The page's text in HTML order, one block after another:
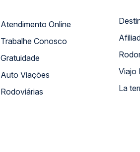
Atendimento Online
Trabalhe Conosco
Gratuidade
Auto Viações
Rodoviárias
Viajo